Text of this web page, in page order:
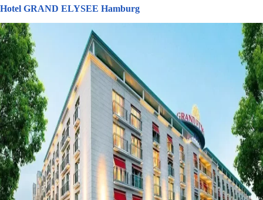
Hotel GRAND ELYSEE Hamburg